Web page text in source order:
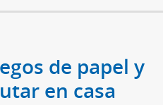
de papel y
en casa